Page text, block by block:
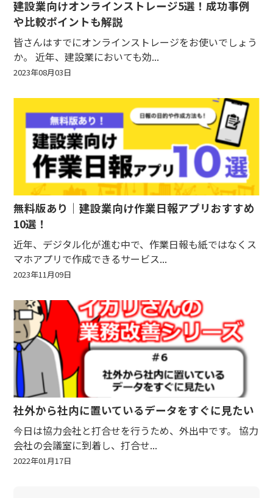
建設業向けオンラインストレージ5選！成功事例
や比較ポイントも解説
皆さんはすでにオンラインストレージをお使いでしょう
か。 近年、建設業においても効...
2023年08月03日
無料版あり｜建設業向け作業日報アプリおすすめ
10選！
近年、デジタル化が進む中で、作業日報も紙ではなくス
マホアプリで作成できるサービス...
2023年11月09日
社外から社内に置いているデータをすぐに見たい
今日は協力会社と打合せを行うため、外出中です。 協力
会社の会議室に到着し、打合せ...
2022年01月17日